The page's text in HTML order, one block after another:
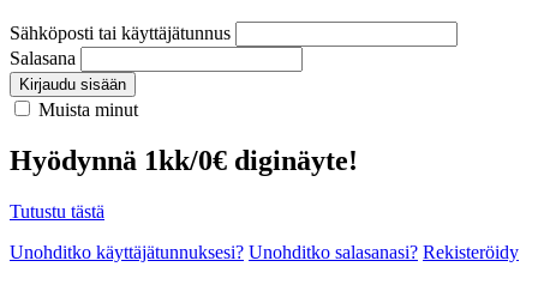
Sähköposti tai käyttäjätunnus
Salasana
Kirjaudu sisään
Muista minut
Hyödynnä 1kk/0€ diginäyte!
Tutustu tästä
Unohditko käyttäjätunnuksesi? Unohditko salasanasi? Rekisteröidy